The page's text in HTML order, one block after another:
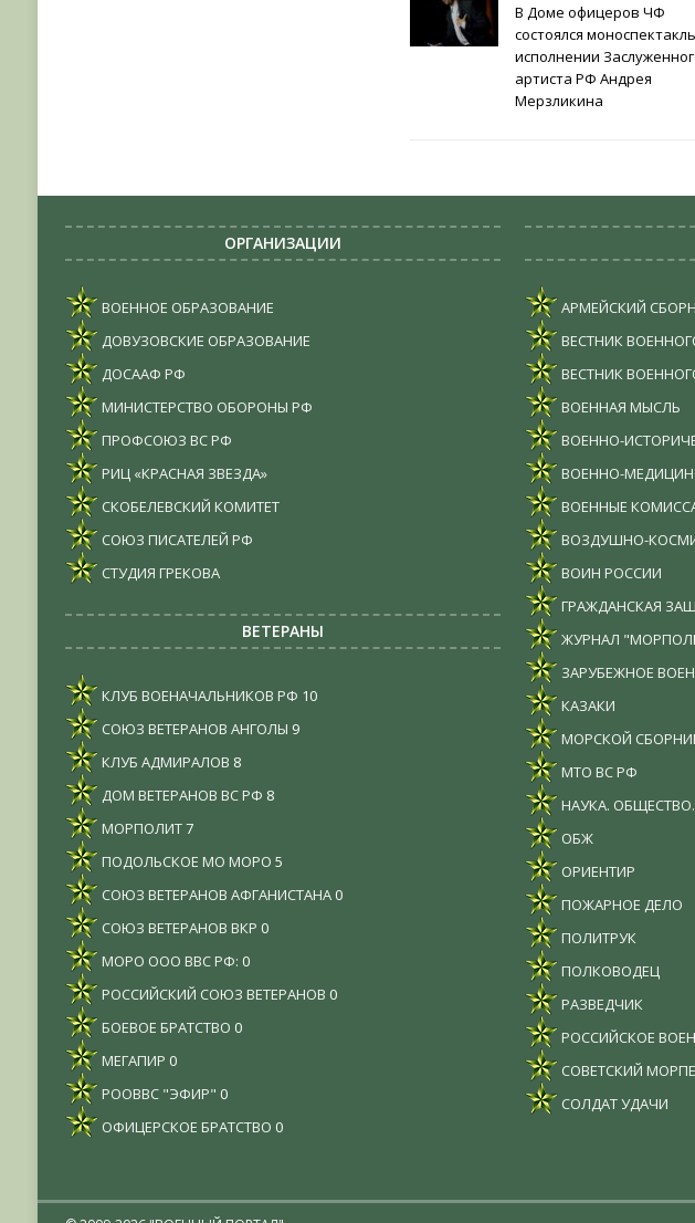
В Доме офицеров ЧФ
состоялся
исполнении
артиста РФ Андрея
Мерзликина
ОРГАНИЗАЦИИ
ВОЕННОЕ ОБРАЗОВАНИЕ
ДОВУЗОВСКИЕ ОБРАЗОВАНИЕ
ДОСААФ РФ
МИНИСТЕРСТВО ОБОРОНЫ РФ
ПРОФСОЮЗ ВС РФ
РИЦ «КРАСНАЯ ЗВЕЗДА»
СКОБЕЛЕВСКИЙ КОМИТЕТ
СОЮЗ ПИСАТЕЛЕЙ РФ
СТУДИЯ ГРЕКОВА
ВЕТЕРАНЫ
КЛУБ ВОЕНАЧАЛЬНИКОВ РФ 10
СОЮЗ ВЕТЕРАНОВ АНГОЛЫ 9
КЛУБ АДМИРАЛОВ 8
ДОМ ВЕТЕРАНОВ ВС РФ 8
МОРПОЛИТ7
ПОДОЛЬСКОЕ МО МОРО 5
СОЮЗ ВЕТЕРАНОВ АФГАНИСТАНА0
СОЮЗ ВЕТЕРАНОВ ВКР 0
МОРО ООО ВВС РФ: 0
РОССИЙСКИЙ СОЮЗ ВЕТЕРАНОВ 0
БОЕВОЕ БРАТСТВО 0
МЕГАПИР 0
РООВВС "ЭФИР" 0
ОФИЦЕРСКОЕ БРАТСТВО 0
АРМЕЙСКИЙ
ВЕСТНИК
ВЕСТНИК
ВОЕННАЯ МЫСЛЬ
ВОЕННО-
ВОЕННО-
ВОЕННЫЕ
ВОЗДУШНО-
ВОИН РОССИИ
ГРАЖДАНСКАЯ
ЖУРНАЛ
ЗАРУБЕЖНОЕ
КАЗАКИ
МОРСКОЙ
МТО ВС РФ
НАУКА.
ОБЖ
ОРИЕНТИР
ПОЖАРНОЕ ДЕЛО
ПОЛИТРУК
ПОЛКОВОДЕЦ
РАЗВЕДЧИК
РОССИЙСКОЕ
СОВЕТСКИЙ
СОЛДАТ УДАЧИ